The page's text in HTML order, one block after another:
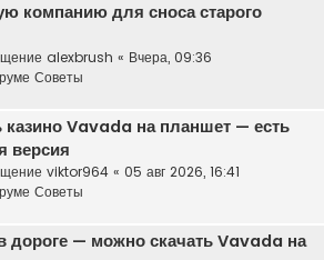
компанию для сноса старого
alexbrush « Вчера, 09:36
Советы
казино Vavada на планшет — есть
версия
viktor964 « 05 авг 2026, 16:41
Советы
дороге — можно скачать Vavada на